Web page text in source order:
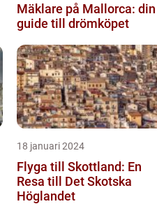
Mäklare på Mallorca: din
guide till drömköpet
18 januari 2024
Flyga till Skottland: En
Resa till Det Skotska
Höglandet